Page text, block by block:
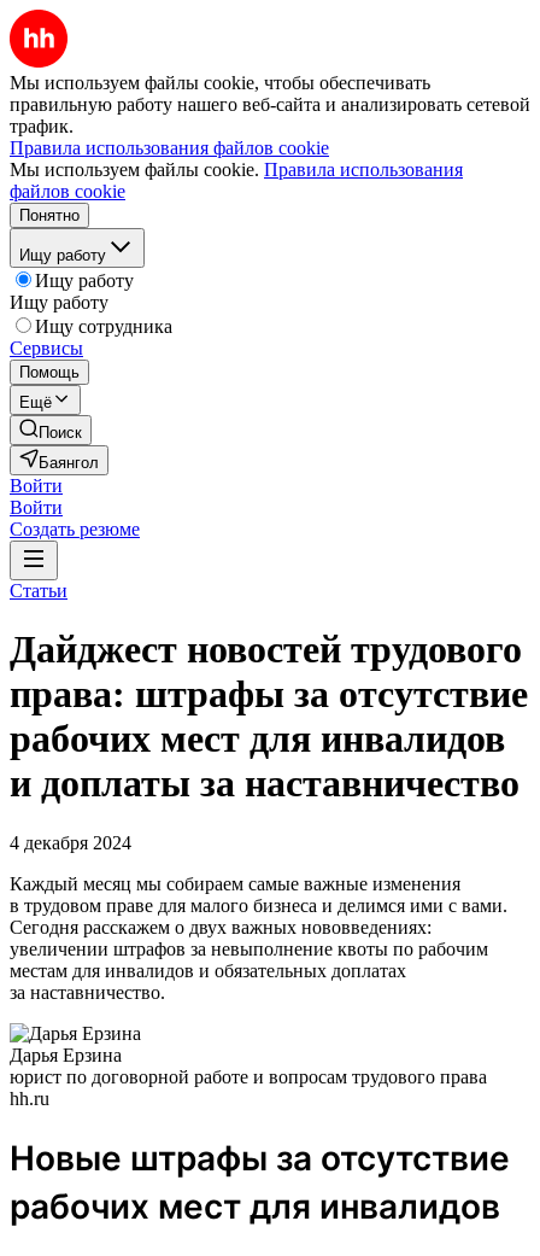
Мы используем файлы cookie, чтобы обеспечивать
правильную работу нашего веб-сайта и анализировать сетевой
трафик.
Правила использования файлов cookie
Мы используем файлы cookie. Правила использования
файлов cookie
Понятно
Ищу работу
Ищу работу
Ищу работу
Ищу сотрудника
Сервисы
Помощь
Ещё
Поиск
Баянгол
Войти
Войти
Создать резюме
Статьи
Дайджест новостей трудового
права: штрафы за отсутствие
рабочих мест для инвалидов
и доплаты за наставничество
4 декабря 2024
Каждый месяц мы собираем самые важные изменения
в трудовом праве для малого бизнеса и делимся ими с вами.
Сегодня расскажем о двух важных нововведениях:
увеличении штрафов за невыполнение квоты по рабочим
местам для инвалидов и обязательных доплатах
за наставничество.
Дарья Ерзина
юрист по договорной работе и вопросам трудового права
hh.ru
Новые штрафы за отсутствие
рабочих мест для инвалидов